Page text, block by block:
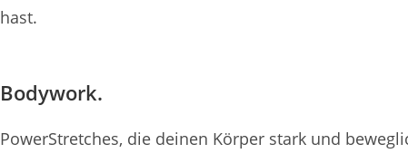
hast.
Bodywork.
PowerStretches, die deinen Körper stark und